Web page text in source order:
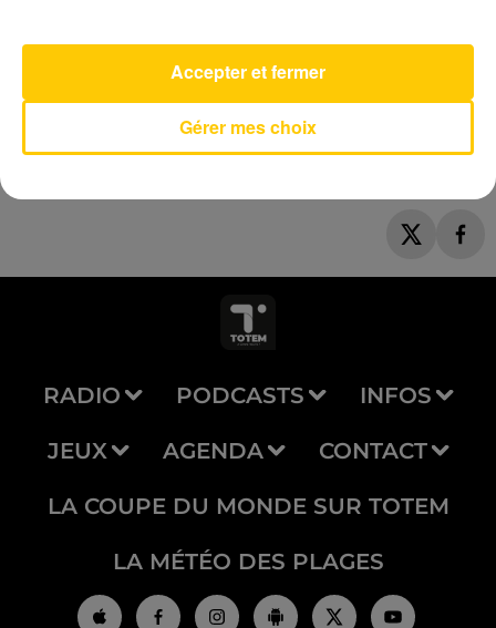
CELINE DION
RADIO PODCASTS INFOS
JEUX AGENDA CONTACT
LA COUPE DU MONDE SUR TOTEM
LA MÉTÉO DES PLAGES
Gérer mes choix
Accepter et fermer